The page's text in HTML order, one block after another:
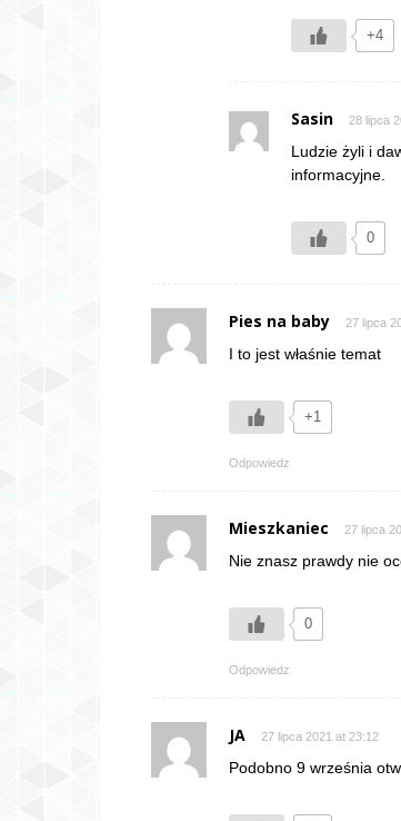
+4
Sasin 28 lipca
Ludzie żyli i
informacyjne.
0
Pies na baby 27 lipca
I to jest właśnie temat
+1
Odpowiedz
Mieszkaniec 27 lipca
Nie znasz prawdy nie
0
Odpowiedz
JA 27 lipca 2021 at 23:12
Podobno 9 września